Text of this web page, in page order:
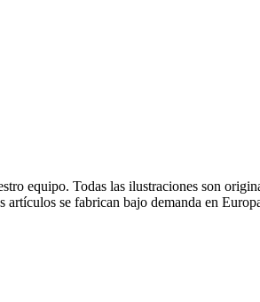
equipo. Todas las ilustraciones son
artículos se fabrican bajo demanda en